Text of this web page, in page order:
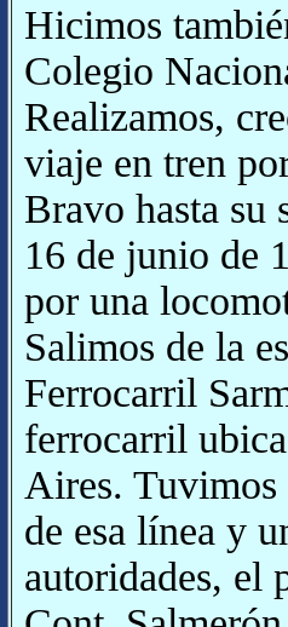
Hicimos
Colegio
Realizamos,
viaje en tren
Bravo hasta su
16 de junio de
por una
Salimos de la
Ferrocarril
ferrocarril
Aires. Tuvimos
de esa línea y
autoridades, el